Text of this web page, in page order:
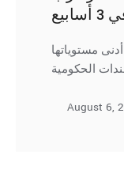
مستوياتها
August 6,